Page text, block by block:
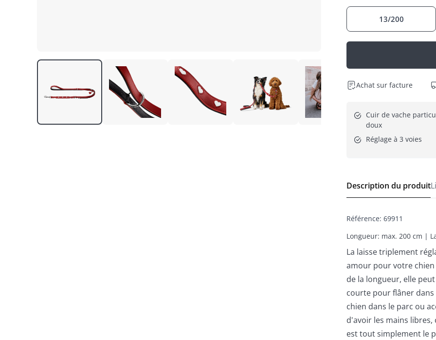
13/200
Achat sur facture
Cuir de vache
doux
Réglage à 3 voies
Description du produit
Référence: 69911
Longueur: max. 200 cm |
La laisse triplement
amour pour votre
de la longueur, elle
courte pour flâner
chien dans le parc ou
d'avoir les mains libres,
est tout simplement le